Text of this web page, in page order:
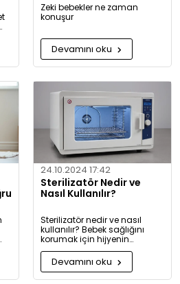
Zeki bebekler ne zaman
konuşur
Devamını oku
24.10.2024 17:42
Sterilizatör Nedir ve
Nasıl Kullanılır?
Sterilizatör nedir ve nasıl
kullanılır? Bebek sağlığını
korumak için hijyenin
önemini keşfedin. Buharlı ve
UV sterilizatörlerle mikroplara
karşı tam koruma!
Devamını oku